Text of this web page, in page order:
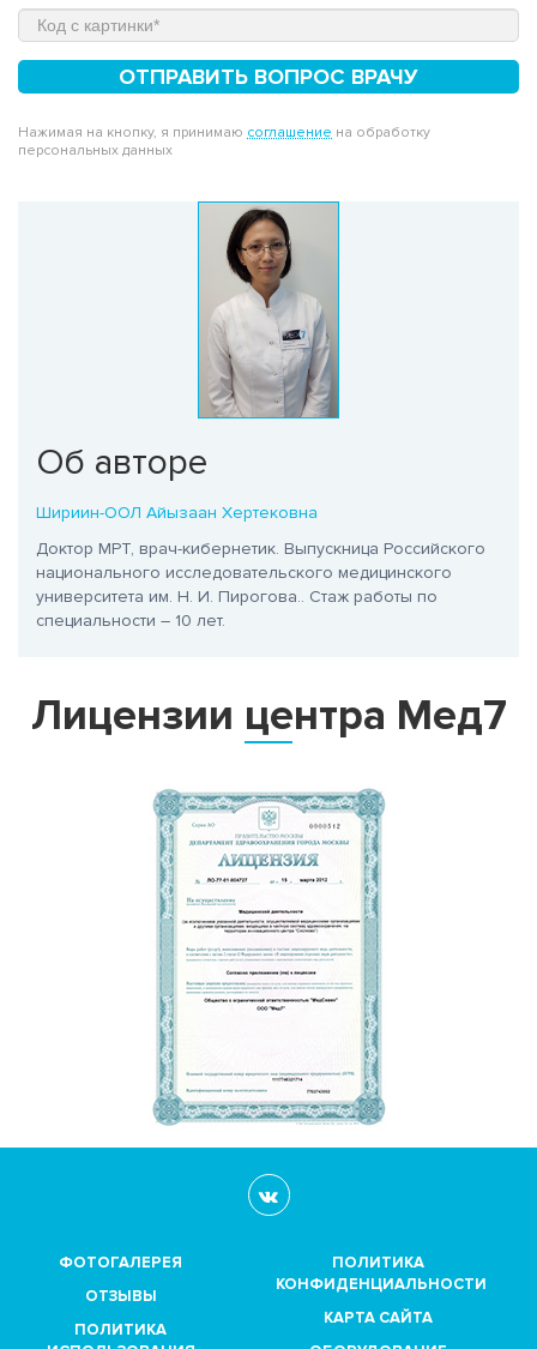
ОТПРАВИТЬ ВОПРОС ВРАЧУ
Нажимая на кнопку, я принимаю соглашение на обработку
персональных данных
Об авторе
Шириин-ООЛ Айызаан Хертековна
Доктор МРТ, врач-кибернетик. Выпускница Российского
национального исследовательского медицинского
университета им. Н. И. Пирогова.. Стаж работы по
специальности – 10 лет.
Лицензии центра Мед7
ФОТОГАЛЕРЕЯ
ОТЗЫВЫ
ПОЛИТИКА
ПОЛИТИКА
КОНФИДЕНЦИАЛЬНОСТИ
КАРТА САЙТА